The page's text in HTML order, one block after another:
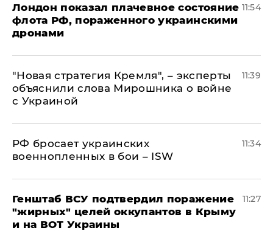
Лондон показал плачевное состояние
флота РФ, пораженного украинскими
дронами
11:54
"Новая стратегия Кремля", – эксперты
объяснили слова Мирошника о войне
с Украиной
11:39
РФ бросает украинских
военнопленных в бои – ISW
11:34
Генштаб ВСУ подтвердил поражение
"жирных" целей оккупантов в Крыму
и на ВОТ Украины
11:27